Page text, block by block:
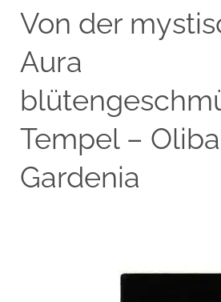
Von der
Aura
Tempel –
Gardenia